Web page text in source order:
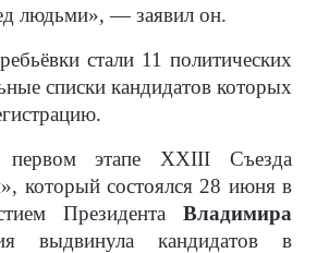
людьми», — заявил он.
стали 11 политических
списки кандидатов которых
этапе XXIII Съезда
который состоялся 28 июня в
Президента Владимира
выдвинула кандидатов в